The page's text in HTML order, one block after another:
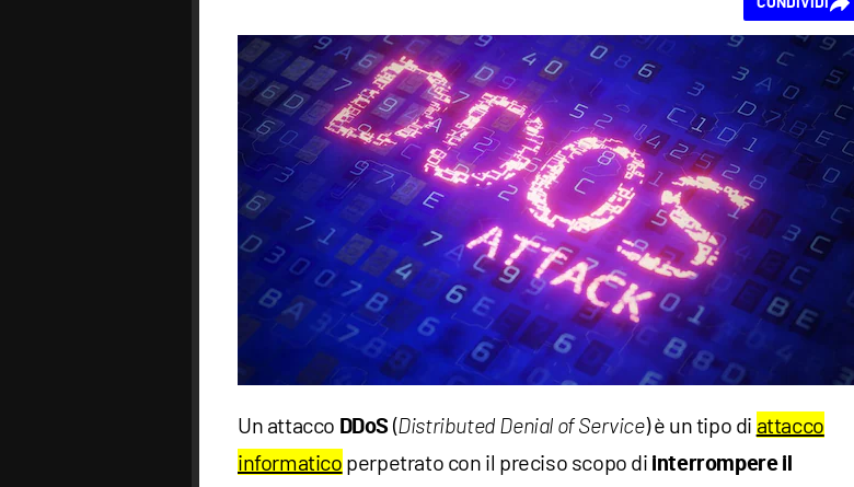
Un attacco DDoS (Distributed Denial of Service) è un tipo di attacco
informatico perpetrato con il preciso scopo di interrompere il